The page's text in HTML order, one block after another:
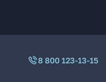
8 800 123-13-15